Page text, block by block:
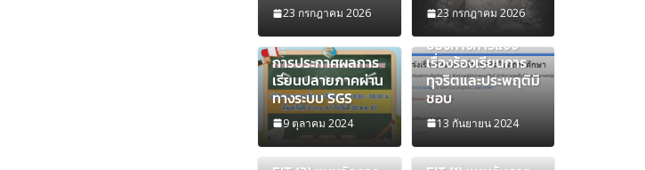
23 กรกฎาคม 2026 23 กรกฎาคม 2026
การประกาศผลการ
เรียนปลายภาคผ่าน
ทางระบบ SGS
9 ตุลาคม 2024
ช่องทางการแจ้ง
เรื่องร้องเรียนการ
ทุจริตและประพฤติมิ
ชอบ
13 กันยายน 2024